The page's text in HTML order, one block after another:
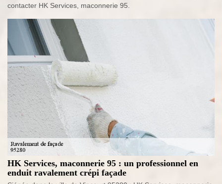
contacter HK Services, maconnerie 95.
HK Services, maconnerie 95 : un professionnel en
enduit ravalement crépi façade